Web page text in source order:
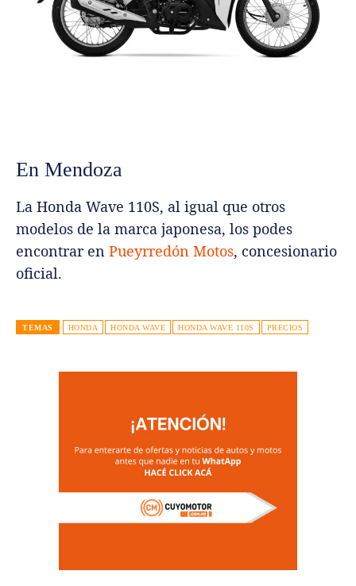
En Mendoza
La Honda Wave 110S, al igual que otros
modelos de la marca japonesa, los podes
encontrar en Pueyrredón Motos, concesionario
oficial.
TEMAS HONDA HONDA WAVE HONDA WAVE 110S PRECIOS